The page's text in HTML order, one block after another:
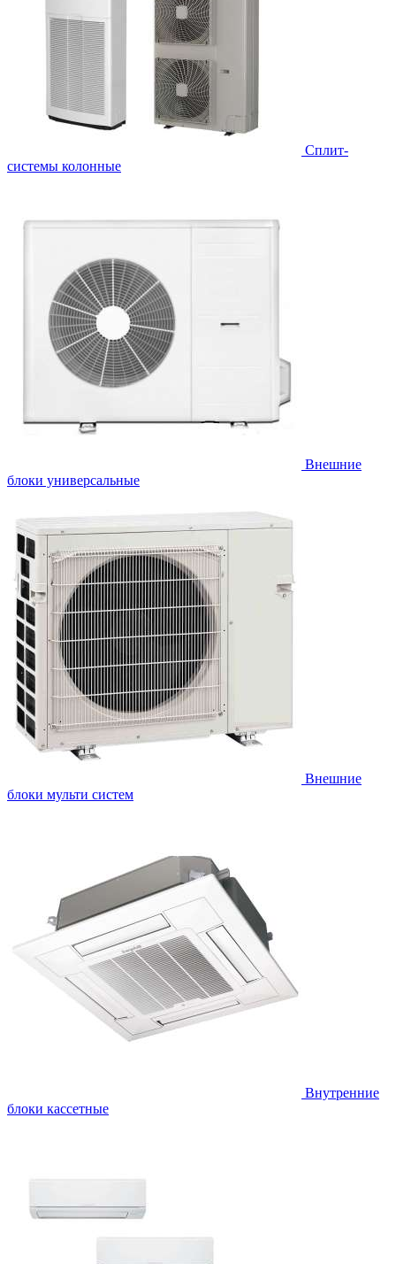
Cплит-
системы колонные
Внешние
блоки универсальные
Внешние
блоки мульти систем
Внутренние
блоки кассетные